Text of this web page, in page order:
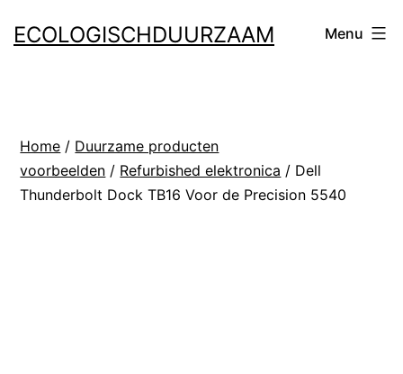
naar
ECOLOGISCHDUURZAAM Menu
Home / Duurzame producten
voorbeelden / Refurbished elektronica / Dell
Thunderbolt Dock TB16 Voor de Precision 5540